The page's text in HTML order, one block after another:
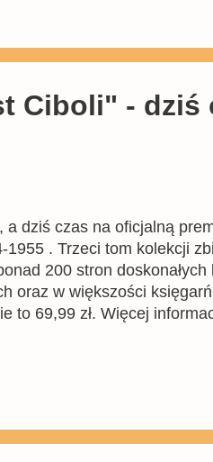
Ciboli" - dziś
dziś czas na oficjalną
. Trzeci tom kolekcji
200 stron
oraz w większości
69,99 zł. Więcej
Promień i kamień to